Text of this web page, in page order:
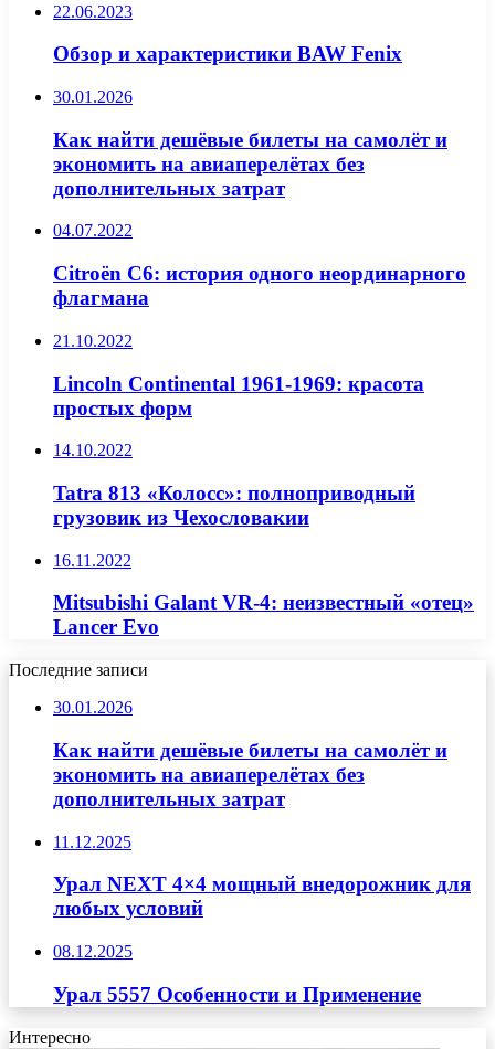
22.06.2023
Обзор и характеристики BAW Fenix
30.01.2026
Как найти дешёвые билеты на самолёт и
экономить на авиаперелётах без
дополнительных затрат
04.07.2022
Citroën C6: история одного неординарного
флагмана
21.10.2022
Lincoln Continental 1961-1969: красота
простых форм
14.10.2022
Tatra 813 «Колосс»: полноприводный
грузовик из Чехословакии
16.11.2022
Mitsubishi Galant VR-4: неизвестный «отец»
Lancer Evo
Последние записи
30.01.2026
Как найти дешёвые билеты на самолёт и
экономить на авиаперелётах без
дополнительных затрат
11.12.2025
Урал NEXT 4×4 мощный внедорожник для
любых условий
08.12.2025
Урал 5557 Особенности и Применение
Интересно